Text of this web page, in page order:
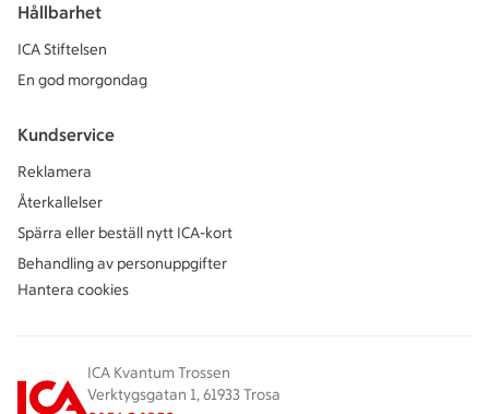
Hållbarhet
ICA Stiftelsen
En god morgondag
Kundservice
Reklamera
Återkallelser
Spärra eller beställ nytt ICA-kort
Behandling av personuppgifter
Hantera cookies
ICA Kvantum Trossen
Verktygsgatan 1, 61933 Trosa